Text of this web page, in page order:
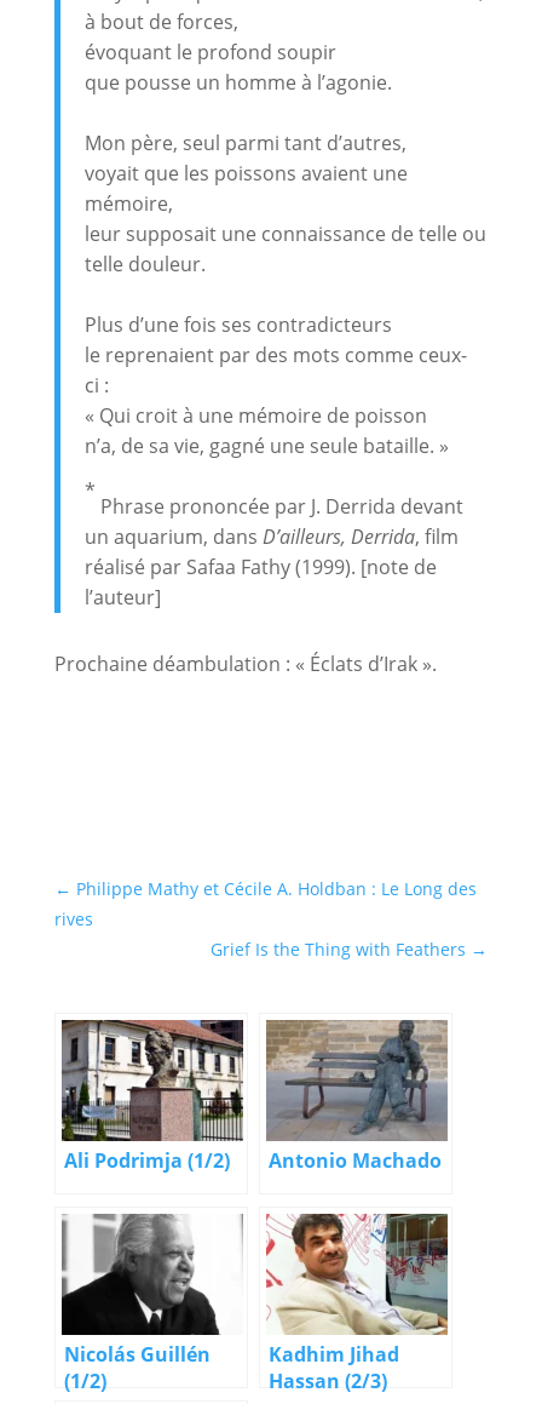
à bout de forces,
évoquant le profond soupir
que pousse un homme à l’agonie.
Mon père, seul parmi tant d’autres,
voyait que les poissons avaient une
mémoire,
leur supposait une connaissance de telle ou
telle douleur.
Plus d’une fois ses contradicteurs
le reprenaient par des mots comme ceux-
ci :
« Qui croit à une mémoire de poisson
n’a, de sa vie, gagné une seule bataille. »
*
Phrase prononcée par J. Derrida devant
un aquarium, dans D’ailleurs, Derrida, film
réalisé par Safaa Fathy (1999). [note de
l’auteur]
Prochaine déambulation : « Éclats d’Irak ».
← Philippe Mathy et Cécile A. Holdban : Le Long des
rives
Grief Is the Thing with Feathers →
Ali Podrimja (1/2) Antonio Machado
Nicolás Guillén
(1/2)
Kadhim Jihad
Hassan (2/3)